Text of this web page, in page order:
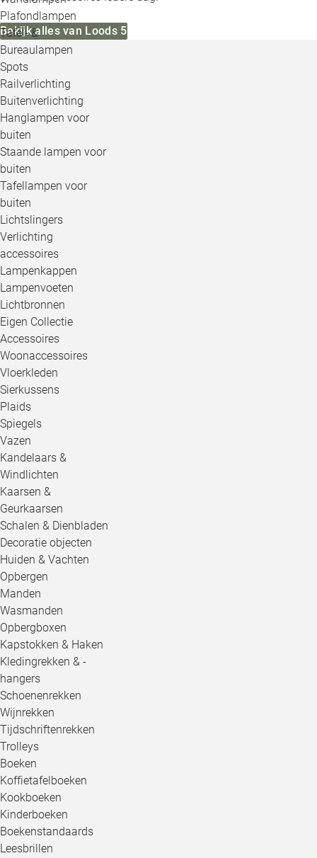
Plafondlampen
Tafel- &
Bureaulampen
Spots
Railverlichting
Buitenverlichting
Hanglampen voor
buiten
Staande lampen voor
buiten
Tafellampen voor
buiten
Lichtslingers
Verlichting
accessoires
Lampenkappen
Lampenvoeten
Lichtbronnen
Eigen Collectie
Accessoires
Woonaccessoires
Vloerkleden
Sierkussens
Plaids
Spiegels
Vazen
Kandelaars &
Windlichten
Kaarsen &
Geurkaarsen
Schalen & Dienbladen
Decoratie objecten
Huiden & Vachten
Opbergen
Manden
Wasmanden
Opbergboxen
Kapstokken & Haken
Kledingrekken & -
hangers
Schoenenrekken
Wijnrekken
Tijdschriftenrekken
Trolleys
Boeken
Koffietafelboeken
Kookboeken
Kinderboeken
Boekenstandaards
Leesbrillen
Bekijk alles van Loods 5